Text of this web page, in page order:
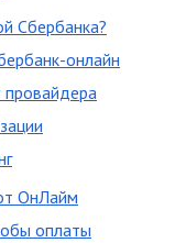
Сбербанка?
онлайн
провайдера
ОнЛайм
оплаты